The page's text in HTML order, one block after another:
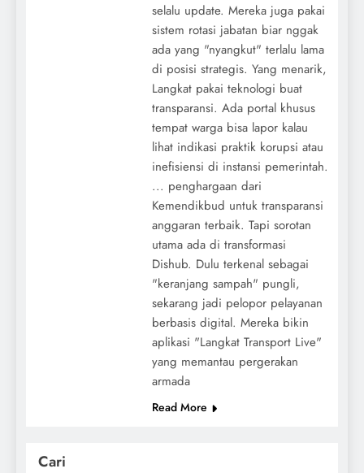
selalu update. Mereka juga pakai
sistem rotasi jabatan biar nggak
ada yang "nyangkut" terlalu lama
di posisi strategis. Yang menarik,
Langkat pakai teknologi buat
transparansi. Ada portal khusus
tempat warga bisa lapor kalau
lihat indikasi praktik korupsi atau
inefisiensi di instansi pemerintah.
... penghargaan dari
Kemendikbud untuk transparansi
anggaran terbaik. Tapi sorotan
utama ada di transformasi
Dishub. Dulu terkenal sebagai
"keranjang sampah" pungli,
sekarang jadi pelopor pelayanan
berbasis digital. Mereka bikin
aplikasi "Langkat Transport Live"
yang memantau pergerakan
armada
Read More
Cari